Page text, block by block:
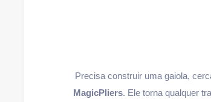
Precisa construir uma gaiola,
MagicPliers. Ele torna qualquer